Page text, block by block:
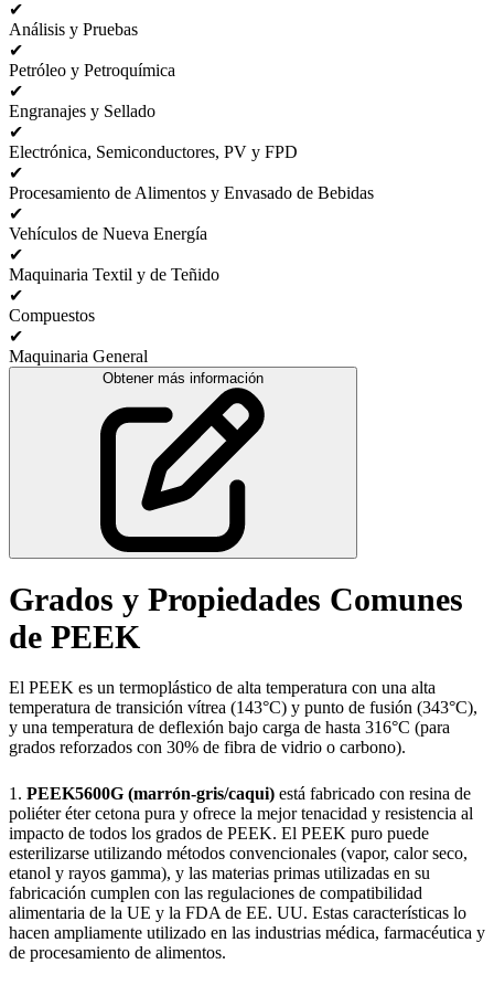
✔
Análisis y Pruebas
✔
Petróleo y Petroquímica
✔
Engranajes y Sellado
✔
Electrónica, Semiconductores, PV y FPD
✔
Procesamiento de Alimentos y Envasado de Bebidas
✔
Vehículos de Nueva Energía
✔
Maquinaria Textil y de Teñido
✔
Compuestos
✔
Maquinaria General
Obtener más información
Grados y Propiedades Comunes
de PEEK
El PEEK es un termoplástico de alta temperatura con una alta
temperatura de transición vítrea (143°C) y punto de fusión (343°C),
y una temperatura de deflexión bajo carga de hasta 316°C (para
grados reforzados con 30% de fibra de vidrio o carbono).
1. PEEK5600G (marrón-gris/caqui) está fabricado con resina de
poliéter éter cetona pura y ofrece la mejor tenacidad y resistencia al
impacto de todos los grados de PEEK. El PEEK puro puede
esterilizarse utilizando métodos convencionales (vapor, calor seco,
etanol y rayos gamma), y las materias primas utilizadas en su
fabricación cumplen con las regulaciones de compatibilidad
alimentaria de la UE y la FDA de EE. UU. Estas características lo
hacen ampliamente utilizado en las industrias médica, farmacéutica y
de procesamiento de alimentos.